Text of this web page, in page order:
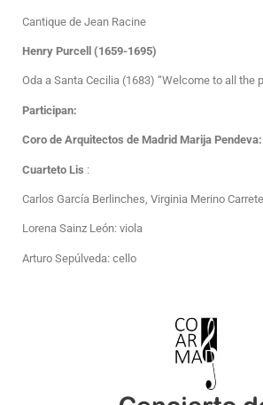
Cantique de Jean Racine
Henry Purcell (1659-1695)
Oda a Santa Cecilia (1683) “Welcome to all the
Participan:
Coro de Arquitectos de Madrid Marija Pendeva:
Cuarteto Lis :
Carlos García Berlinches, Virginia Merino
Lorena Sainz León: viola
Arturo Sepúlveda: cello